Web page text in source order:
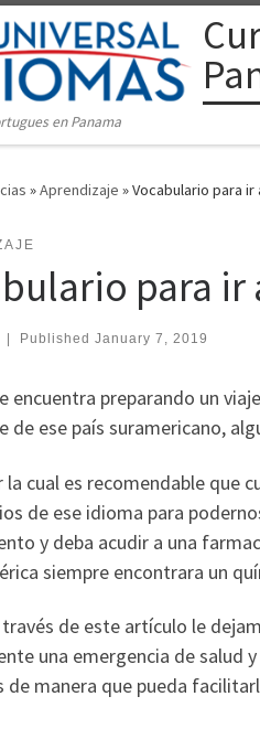
en Panama
»Aprendizaje »Vocabulario para ir
para ir
Published January 7, 2019
encuentra preparando un
de ese país suramericano,
la cual es recomendable que
de ese idioma para
y deba acudir a una
siempre encontrara un
de este artículo le
una emergencia de salud
de manera que pueda